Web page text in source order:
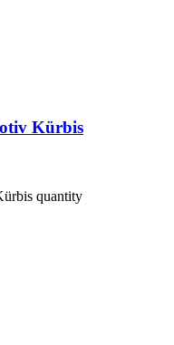
Kürbis
quantity